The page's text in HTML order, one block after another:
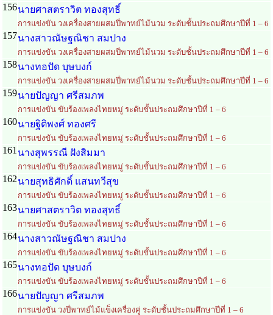
156นายศาสตราวิต ทองสุทธิ์
การแข่งขัน วงเครื่องสายผสมปี่พาทย์ไม้นวม ระดับชั้นประถมศึกษาปีที่ 1 – 6
157นางสาวณัษฐณิชา สมปาง
การแข่งขัน วงเครื่องสายผสมปี่พาทย์ไม้นวม ระดับชั้นประถมศึกษาปีที่ 1 – 6
158นางทอปัด บุษบงก์
การแข่งขัน วงเครื่องสายผสมปี่พาทย์ไม้นวม ระดับชั้นประถมศึกษาปีที่ 1 – 6
159นายปัญญา ศรีสมภพ
การแข่งขัน ขับร้องเพลงไทยหมู่ ระดับชั้นประถมศึกษาปีที่ 1 – 6
160นายฐิติพงศ์ ทองศรี
การแข่งขัน ขับร้องเพลงไทยหมู่ ระดับชั้นประถมศึกษาปีที่ 1 – 6
161 นางสุพรรณี ฝังสิมมา
การแข่งขัน ขับร้องเพลงไทยหมู่ ระดับชั้นประถมศึกษาปีที่ 1 – 6
162นายสุทธิศักดิ์ แสนทวีสุข
การแข่งขัน ขับร้องเพลงไทยหมู่ ระดับชั้นประถมศึกษาปีที่ 1 – 6
163นายศาสตราวิต ทองสุทธิ์
การแข่งขัน ขับร้องเพลงไทยหมู่ ระดับชั้นประถมศึกษาปีที่ 1 – 6
164นางสาวณัษฐณิชา สมปาง
การแข่งขัน ขับร้องเพลงไทยหมู่ ระดับชั้นประถมศึกษาปีที่ 1 – 6
165นางทอปัด บุษบงก์
การแข่งขัน ขับร้องเพลงไทยหมู่ ระดับชั้นประถมศึกษาปีที่ 1 – 6
166นายปัญญา ศรีสมภพ
การแข่งขัน วงปี่พาทย์ไม้แข็งเครื่องคู่ ระดับชั้นประถมศึกษาปีที่ 1 – 6